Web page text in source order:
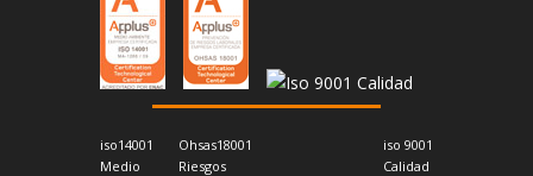
iso14001
Medio
Ohsas18001
Riesgos
iso 9001
Calidad